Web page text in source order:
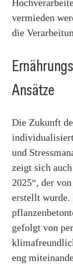
vermieden
die
Ansätze
Die Zukunft
und
zeigt sich
2025“, der
erstellt wurde.
gefolgt von
eng